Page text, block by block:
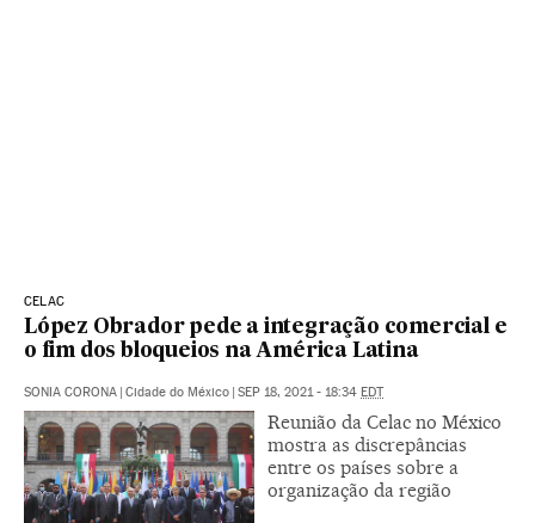
CELAC
López Obrador pede a integração comercial e
o fim dos bloqueios na América Latina
SONIA CORONA Cidade do México SEP 18, 2021 - 18:34 EDT
Reunião da Celac no México
mostra as discrepâncias
entre os países sobre a
organização da região